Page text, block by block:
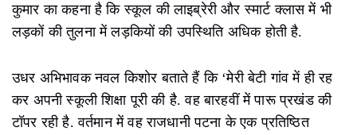
कुमार का कहना है कि स्कूल की लाइब्रेरी और स्मार्ट क्लास में भी
लड़कों की तुलना में लड़कियों की उपस्थिति अधिक होती है.
उधर अभिभावक नवल किशोर बताते हैं कि ‘मेरी बेटी गांव में ही रह
कर अपनी स्कूली शिक्षा पूरी की है. वह बारहवीं में पारू प्रखंड की
टॉपर रही है. वर्तमान में वह राजधानी पटना के एक प्रतिष्ठित